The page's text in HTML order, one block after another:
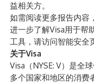
益相关方。
如需阅读更多报告内容
进一步了解Visa用于帮
工具，请访问智能安全
关于Visa
Visa（NYSE: V）是全
多个国家和地区的消费